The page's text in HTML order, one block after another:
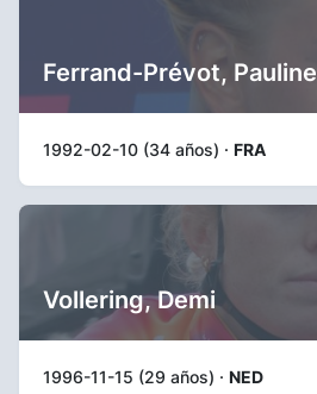
Ferrand-Prévot, Pauline
1992-02-10 (34 años) · FRA
Vollering, Demi
1996-11-15 (29 años) · NED